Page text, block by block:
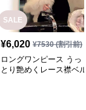
SALE
¥6,020 ¥7530(割引前)
ロングワンピース うっ
とり艶めくレース襟ベル